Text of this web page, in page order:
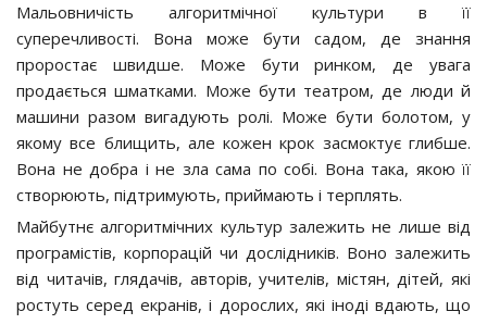
Мальовничість алгоритмічної культури в її
суперечливості. Вона може бути садом, де знання
проростає швидше. Може бути ринком, де увага
продається шматками. Може бути театром, де люди й
машини разом вигадують ролі. Може бути болотом, у
якому все блищить, але кожен крок засмоктує глибше.
Вона не добра і не зла сама по собі. Вона така, якою її
створюють, підтримують, приймають і терплять.
Майбутнє алгоритмічних культур залежить не лише від
програмістів, корпорацій чи дослідників. Воно залежить
від читачів, глядачів, авторів, учителів, містян, дітей, які
ростуть серед екранів, і дорослих, які іноді вдають, що